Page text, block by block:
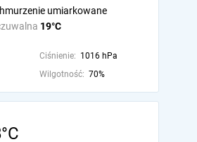
19°C
umiarkowane
Ciśnienie: 1016 hPa
Wilgotność: 70%